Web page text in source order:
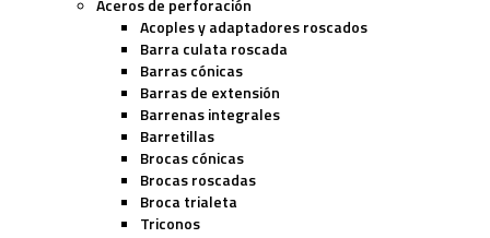
Aceros de perforación
Acoples y adaptadores roscados
Barra culata roscada
Barras cónicas
Barras de extensión
Barrenas integrales
Barretillas
Brocas cónicas
Brocas roscadas
Broca trialeta
Triconos